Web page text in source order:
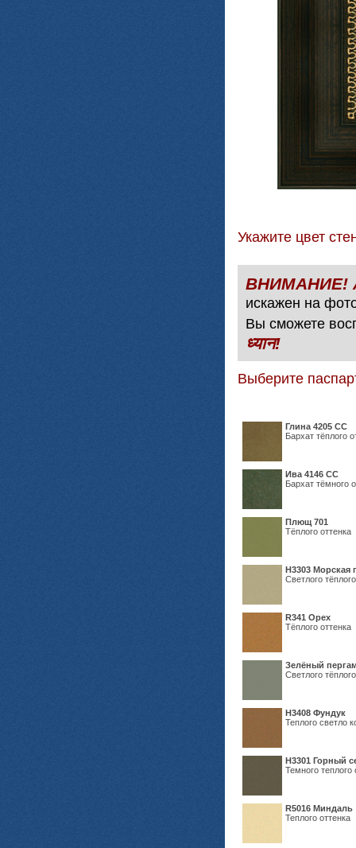
Укажите цвет
искажен на
Вы сможете
ध्यान!
Выберите
Глина 4205 СС
Бархат тёплого
Ива 4146 СС
Бархат тёмного
Плющ 701
Тёплого оттенка
H3303 Морская
Светлого
R341 Орех
Тёплого оттенка
Зелёный
Светлого
Н3408 Фундук
Теплого светло
Н3301 Горный
Темного теплого
R5016 Миндаль
Теплого оттенка